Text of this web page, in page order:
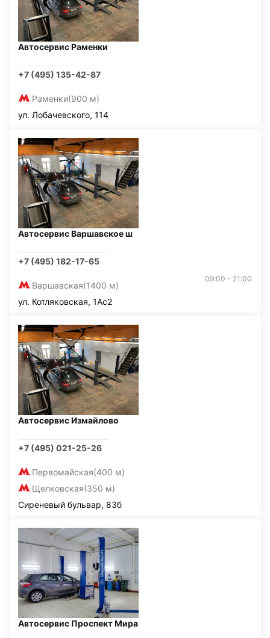
Автосервис Раменки
+7 (495) 135-42-87
Раменки(900 м)
ул. Лобачевского, 114
Автосервис Варшавское ш
+7 (495) 182-17-65
Варшавская(1400 м)
09:00 - 21:00
ул. Котляковская, 1Ас2
Автосервис Измайлово
+7 (495) 021-25-26
Первомайская(400 м)
Щелковская(350 м)
Сиреневый бульвар, 83б
Автосервис Проспект Мира